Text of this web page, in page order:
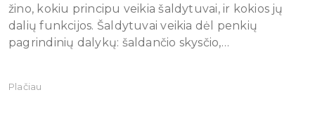
žino, kokiu principu veikia šaldytuvai, ir kokios jų
dalių funkcijos. Šaldytuvai veikia dėl penkių
pagrindinių dalykų: šaldančio skysčio,…
Plačiau